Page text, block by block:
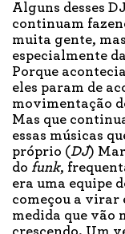
Alguns desses
continuam
muita gente,
especialmente
Porque
eles param de
movimentação
Mas que
essas músicas
próprio (DJ)
do funk,
era uma equipe
começou a virar
medida que vão